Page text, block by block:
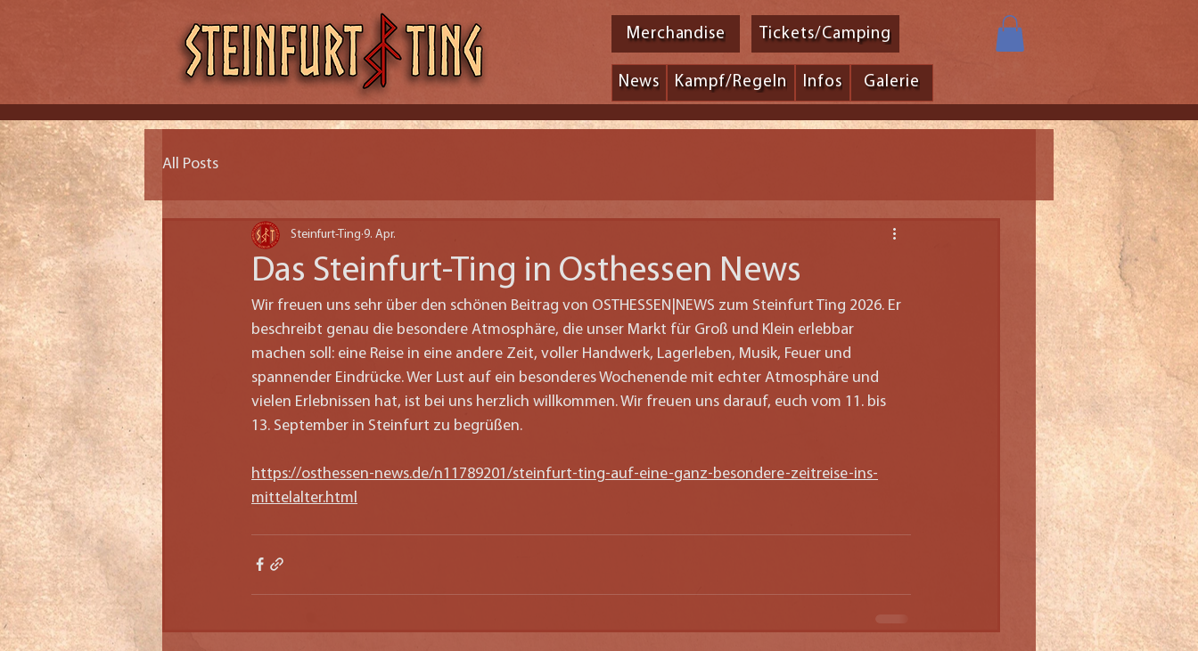
Merchandise Tickets/Camping
News Kampf/Regeln Infos Galerie
All Posts
Das Steinfurt-Ting in Osthessen News
Steinfurt-Ting 9. Apr.
Wir freuen uns sehr über den schönen Beitrag von OSTHESSEN|NEWS zum Steinfurt Ting 2026. Er
beschreibt genau die besondere Atmosphäre, die unser Markt für Groß und Klein erlebbar
machen soll: eine Reise in eine andere Zeit, voller Handwerk, Lagerleben, Musik, Feuer und
spannender Eindrücke. Wer Lust auf ein besonderes Wochenende mit echter Atmosphäre und
vielen Erlebnissen hat, ist bei uns herzlich willkommen. Wir freuen uns darauf, euch vom 11. bis
13. September in Steinfurt zu begrüßen.
https://osthessen-news.de/n11789201/steinfurt-ting-auf-eine-ganz-besondere-zeitreise-ins-
mittelalter.html